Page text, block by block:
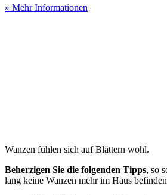
» Mehr Informationen
Wanzen fühlen sich auf Blättern wohl.
Beherzigen Sie die folgenden Tipps, so
lang keine Wanzen mehr im Haus